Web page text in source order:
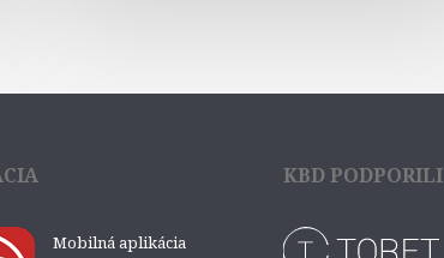
Mobilná aplikácia
KBD PODPORILI